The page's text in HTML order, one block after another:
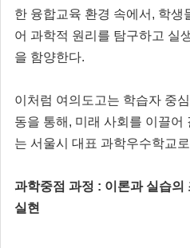
한 융합교육 환경 속에서, 학생
어 과학적 원리를 탐구하고 실
을 함양한다.
이처럼 여의도고는 학습자 중
동을 통해, 미래 사회를 이끌어
는 서울시 대표 과학우수학교
과학중점 과정 : 이론과 실습의
실현